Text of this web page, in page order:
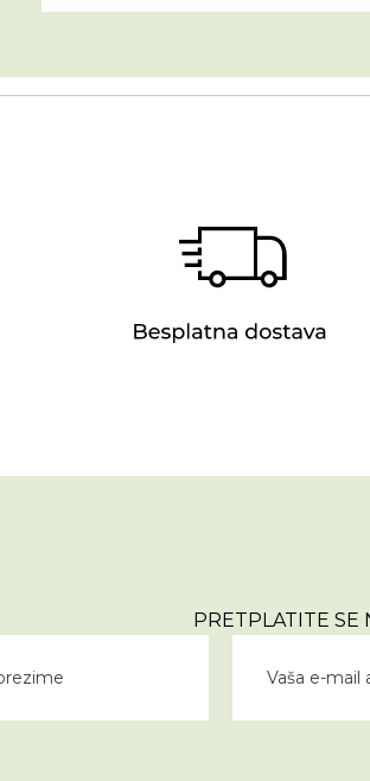
PRETPLATITE SE